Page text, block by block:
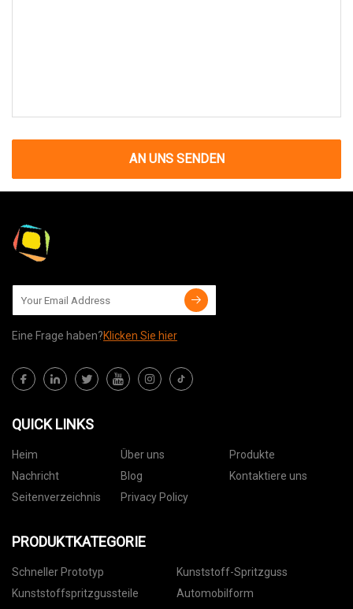
AN UNS SENDEN
Eine Frage haben?Klicken Sie hier
QUICK LINKS
Heim Über uns
Produkte
Nachricht
Blog
Kontaktiere uns
Seitenverzeichnis
Privacy Policy
PRODUKTKATEGORIE
Schneller Prototyp
Kunststoff-Spritzguss
Kunststoffspritzgussteile
Automobilform